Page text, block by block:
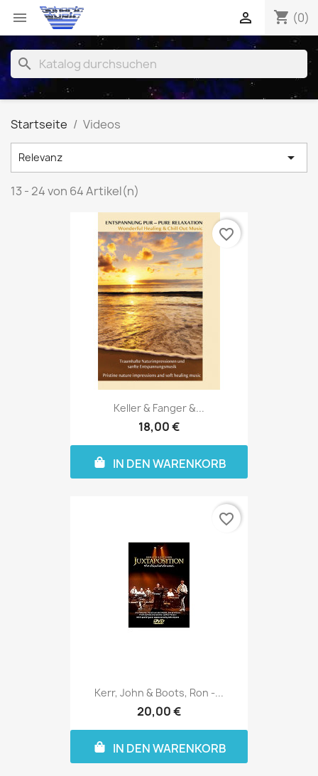
 shopping_cart (0)

search
Startseite Videos
Relevanz 
13 - 24 von 64 Artikel(n)
Keller & Fanger &...
18,00 €
IN DEN WARENKORB
favorite_border
Kerr, John & Boots, Ron -...
20,00 €
IN DEN WARENKORB
favorite_border